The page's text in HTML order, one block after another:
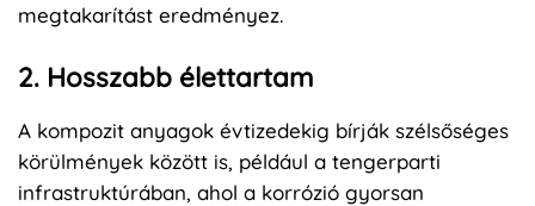
megtakarítást eredményez.
2. Hosszabb élettartam
A kompozit anyagok évtizedekig bírják szélsőséges
körülmények között is, például a tengerparti
infrastruktúrában, ahol a korrózió gyorsan